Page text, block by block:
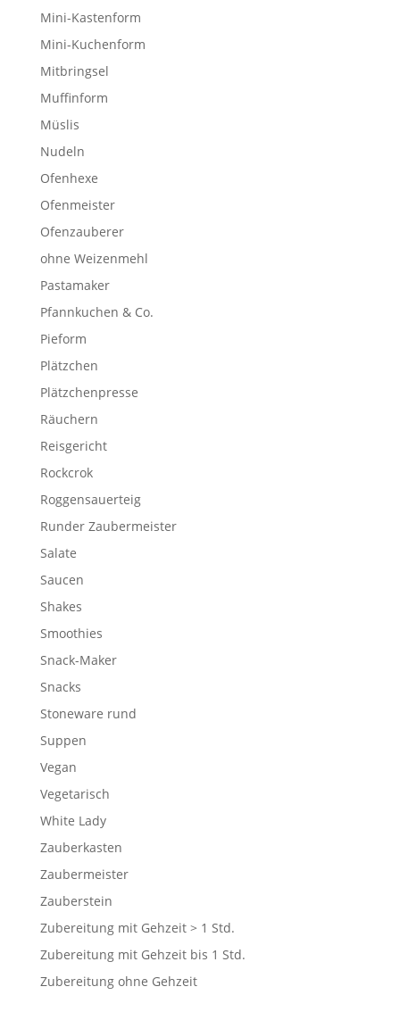
Mini-Kastenform
Mini-Kuchenform
Mitbringsel
Muffinform
Müslis
Nudeln
Ofenhexe
Ofenmeister
Ofenzauberer
ohne Weizenmehl
Pastamaker
Pfannkuchen & Co.
Pieform
Plätzchen
Plätzchenpresse
Räuchern
Reisgericht
Rockcrok
Roggensauerteig
Runder Zaubermeister
Salate
Saucen
Shakes
Smoothies
Snack-Maker
Snacks
Stoneware rund
Suppen
Vegan
Vegetarisch
White Lady
Zauberkasten
Zaubermeister
Zauberstein
Zubereitung mit Gehzeit > 1 Std.
Zubereitung mit Gehzeit bis 1 Std.
Zubereitung ohne Gehzeit